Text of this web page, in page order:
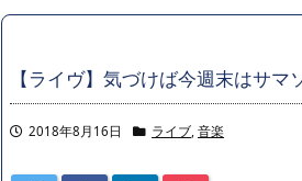
【ライヴ】気づけば今週末はサマ
2018年8月16日 ライブ, 音楽